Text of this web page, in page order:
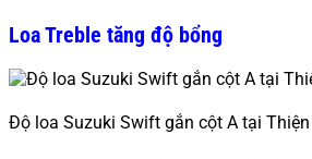
Loa Treble tăng độ bổng
Độ loa Suzuki Swift gắn cột A tại